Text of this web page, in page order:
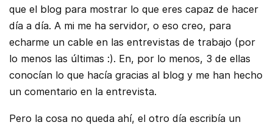
que el blog para mostrar lo que eres capaz de hacer
día a día. A mi me ha servidor, o eso creo, para
echarme un cable en las entrevistas de trabajo (por
lo menos las últimas :). En, por lo menos, 3 de ellas
conocían lo que hacía gracias al blog y me han hecho
un comentario en la entrevista.
Pero la cosa no queda ahí, el otro día escribía un